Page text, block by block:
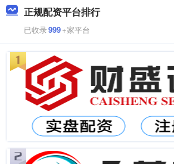
正规配资平台排行
已收录999+家平台